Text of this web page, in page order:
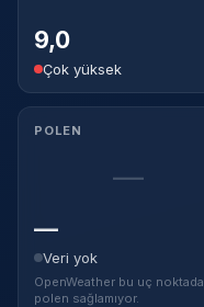
9,0
Çok yüksek
POLEN
—
—
Veri yok
OpenWeather bu uç noktada
polen sağlamıyor.